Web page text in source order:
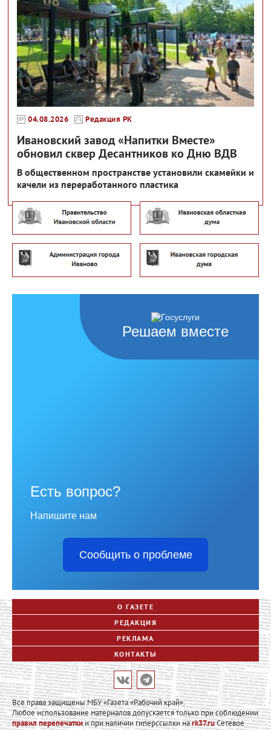
04.08.2026 Редакция РК
Ивановский завод «Напитки Вместе»
обновил сквер Десантников ко Дню ВДВ
В общественном пространстве установили скамейки и
качели из переработанного пластика
Решаем вместе
Есть вопрос?
Напишите нам
Сообщить о проблеме
О ГАЗЕТЕ
РЕДАКЦИЯ
РЕКЛАМА
КОНТАКТЫ
Все права защищены МБУ «Газета «Рабочий край».
Любое использование материалов допускается только при соблюдении
правил перепечаткии при наличии гиперссылки наrk37.ruСетевое